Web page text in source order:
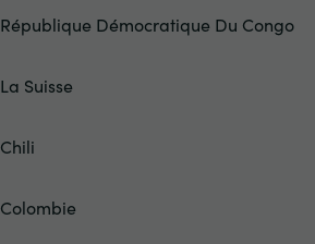
République Démocratique Du Congo
La Suisse
Chili
Colombie